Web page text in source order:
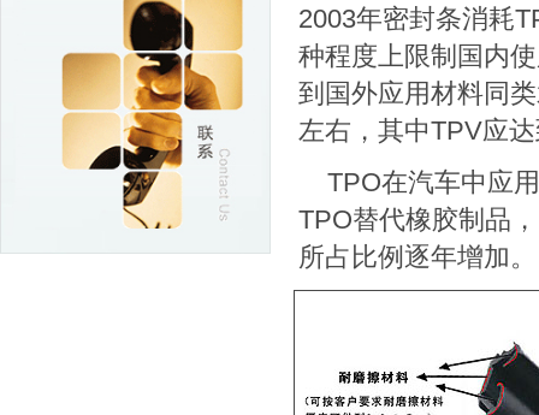
2003年密封条消耗
种程度上限制国内
到国外应用材料同
左右，其中TPV应
TPO在汽车中应
TPO替代橡胶制品
所占比例逐年增加。